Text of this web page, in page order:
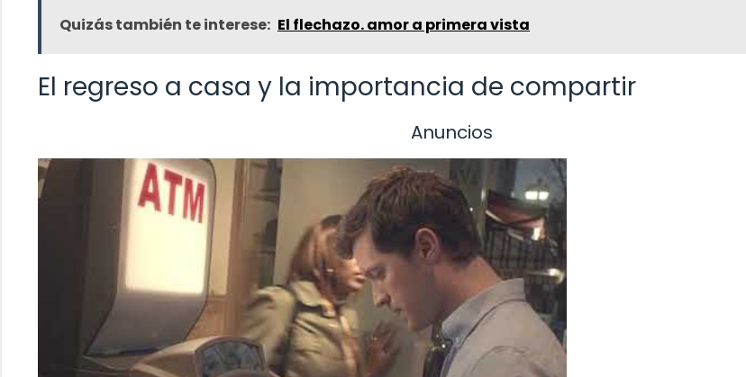
Quizás también te interese: El flechazo. amor a primera vista
El regreso a casa y la importancia de compartir
Anuncios